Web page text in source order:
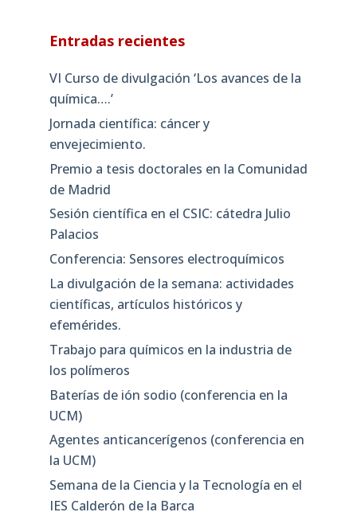
Entradas recientes
VI Curso de divulgación ‘Los avances de la
química….’
Jornada científica: cáncer y
envejecimiento.
Premio a tesis doctorales en la Comunidad
de Madrid
Sesión científica en el CSIC: cátedra Julio
Palacios
Conferencia: Sensores electroquímicos
La divulgación de la semana: actividades
científicas, artículos históricos y
efemérides.
Trabajo para químicos en la industria de
los polímeros
Baterías de ión sodio (conferencia en la
UCM)
Agentes anticancerígenos (conferencia en
la UCM)
Semana de la Ciencia y la Tecnología en el
IES Calderón de la Barca